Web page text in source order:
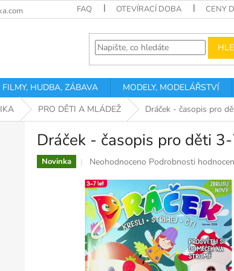
FAQ OTEVÍRACÍ DOBA CENY
FILMY, HUDBA, ZÁBAVA MODELY, MODELÁŘSTVÍ
PRO DĚTI A MLÁDEŽ Dráček - časopis pro
Dráček - časopis pro děti
Novinka
Průměrné
produktu
je
0,0
z
5
hvězdiček.
Neohodnoceno Podrobnosti